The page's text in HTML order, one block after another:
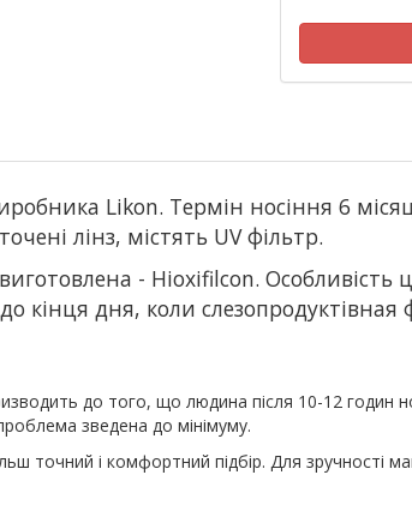
Likon. Термін носіння 6
лінз, містять UV фільтр.
​​- Hioxifilcon. Особливість
дня, коли слезопродуктівная
до того, що людина після 10-12 годин
зведена до мінімуму.
точний і комфортний підбір. Для зручності